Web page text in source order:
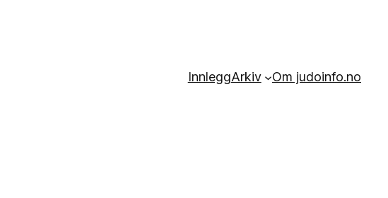
InnleggArkiv Om judoinfo.no